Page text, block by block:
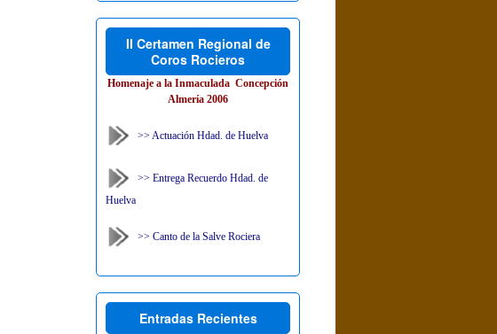
II Certamen Regional de
Coros Rocieros
Homenaje a la Inmaculada Concepción
Almería 2006
>> Actuación Hdad. de Huelva
>> Entrega Recuerdo Hdad. de
Huelva
>> Canto de la Salve Rociera
Entradas Recientes